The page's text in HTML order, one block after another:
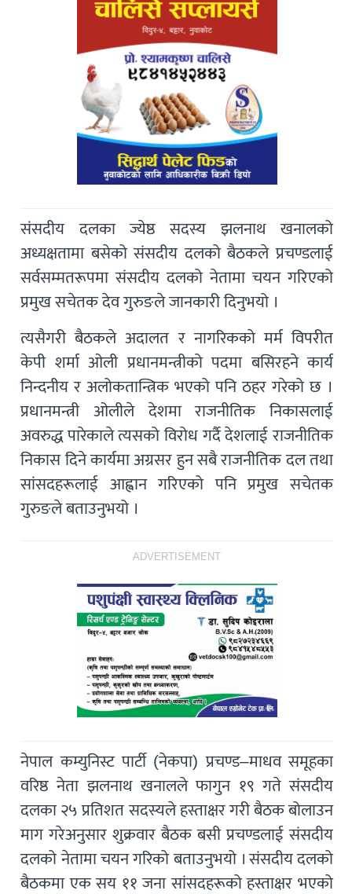
संसदीय दलका ज्येष्ठ सदस्य झलनाथ खनालको
अध्यक्षतामा बसेको संसदीय दलको बैठकले प्रचण्डलाई
सर्वसम्मतरूपमा संसदीय दलको नेतामा चयन गरिएको
प्रमुख सचेतक देव गुरुङले जानकारी दिनुभयो ।
त्यसैगरी बैठकले अदालत र नागरिककाे मर्म विपरीत
केपी शर्मा ओली प्रधानमन्त्रीको पदमा बसिरहने कार्य
निन्दनीय र अलोकतान्त्रिक भएको पनि ठहर गरेको छ ।
प्रधानमन्त्री ओलीले देशमा राजनीतिक निकासलाई
अवरुद्ध पारेकाले त्यसको विरोध गर्दै देशलाई राजनीतिक
निकास दिने कार्यमा अग्रसर हुन सबै राजनीतिक दल तथा
सांसदहरूलाई आह्वान गरिएको पनि प्रमुख सचेतक
गुरुङले बताउनुभयो ।
ADVERTISEMENT
नेपाल कम्युनिस्ट पार्टी (नेकपा) प्रचण्ड–माधव समूहका
वरिष्ठ नेता झलनाथ खनालले फागुन १९ गते संसदीय
दलका २५ प्रतिशत सदस्यले हस्ताक्षर गरी बैठक बोलाउन
माग गरेअनुसार शुक्रवार बैठक बसी प्रचण्डलाई संसदीय
दलको नेतामा चयन गरिको बताउनुभयो । संसदीय दलको
बैठकमा एक सय ११ जना सांसदहरूको हस्ताक्षर भएको